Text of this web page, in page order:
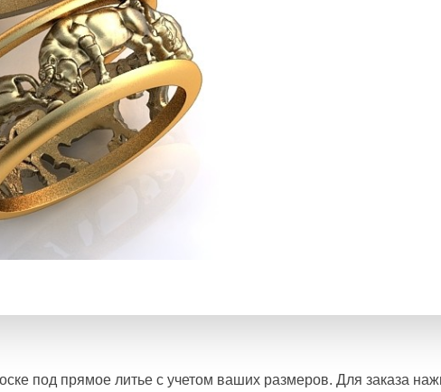
под прямое литье с учетом ваших размеров. Для заказа